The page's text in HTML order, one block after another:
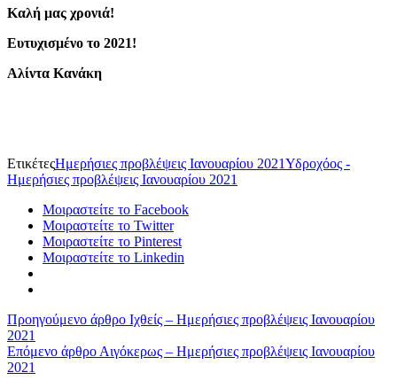
Καλή μας χρονιά!
Ευτυχισμένο το 2021!
Αλίντα Κανάκη
ΕτικέτεςΗμερήσιες προβλέψεις Ιανουαρίου 2021Υδροχόος -
Ημερήσιες προβλέψεις Ιανουαρίου 2021
Μοιραστείτε το Facebook
Μοιραστείτε το Twitter
Μοιραστείτε το Pinterest
Μοιραστείτε το Linkedin
Προηγούμενο άρθρο Ιχθείς – Ημερήσιες προβλέψεις Ιανουαρίου
2021
Επόμενο άρθρο Αιγόκερως – Ημερήσιες προβλέψεις Ιανουαρίου
2021